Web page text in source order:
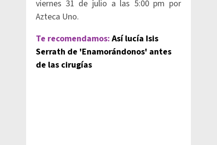
viernes 31 de julio a las 5:00 pm por
Azteca Uno.
Te recomendamos: Así lucía Isis
Serrath de 'Enamorándonos' antes
de las cirugías